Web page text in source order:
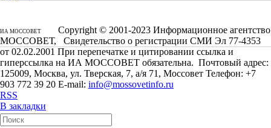
ИА МОССОВЕТ
Copyright © 2001-2023 Информационное агентство
МОССОВЕТ, Свидетельство о регистрации СМИ Эл 77-4353
от 02.02.2001 При перепечатке и цитировании ссылка и
гиперссылка на ИА МОССОВЕТ обязательна. Почтовый адрес:
125009, Москва, ул. Тверская, 7, а/я 71, Моссовет Телефон: +7
903 772 39 20 E-mail: info@mossovetinfo.ru
RSS
В закладки